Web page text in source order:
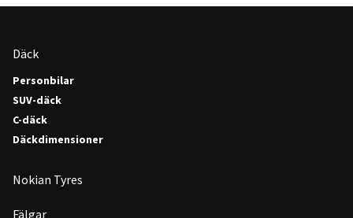
Däck
Personbilar
SUV-däck
C-däck
Däckdimensioner
Nokian Tyres
Fälgar